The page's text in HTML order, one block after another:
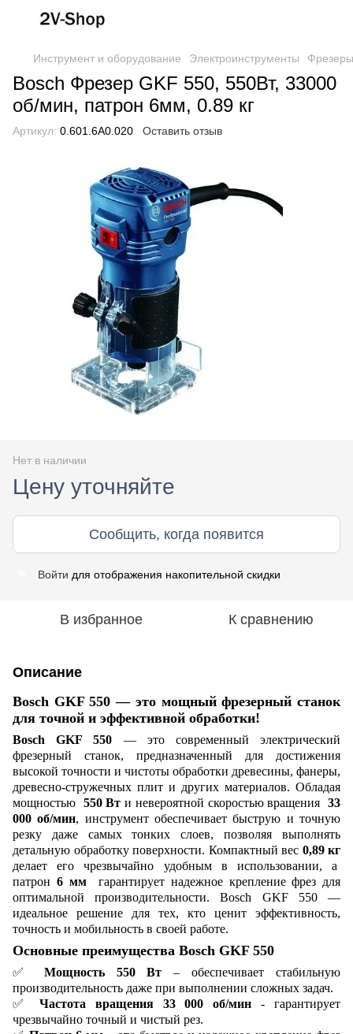
Инструмент и оборудование Электроинструменты Фрезеры
Bosch Фрезер GKF 550, 550Вт, 33000
об/мин, патрон 6мм, 0.89 кг
Артикул: 0.601.6A0.020 Оставить отзыв
Нет в наличии
Цену уточняйте
Сообщить, когда появится
Войти для отображения накопительной скидки
В избранное К сравнению
Описание
Bosch GKF 550 — это мощный фрезерный станок
для точной и эффективной обработки!
Bosch GKF 550 — это современный электрический
фрезерный станок, предназначенный для достижения
высокой точности и чистоты обработки древесины, фанеры,
древесно-стружечных плит и других материалов. Обладая
мощностью 550 Вт и невероятной скоростью вращения33
000 об/мин, инструмент обеспечивает быструю и точную
резку даже самых тонких слоев, позволяя выполнять
детальную обработку поверхности. Компактный вес 0,89 кг
делает его чрезвычайно удобным в использовании, а
патрон 6 мм
гарантирует надежное крепление фрез для
оптимальной производительности. Bosch GKF 550 —
идеальное решение для тех, кто ценит эффективность,
точность и мобильность в своей работе.
Основные преимущества Bosch GKF 550
✅ Мощность 550 Вт – обеспечивает стабильную
производительность даже при выполнении сложных задач.
✅ Частота вращения 33 000 об/мин - гарантирует
чрезвычайно точный и чистый рез.